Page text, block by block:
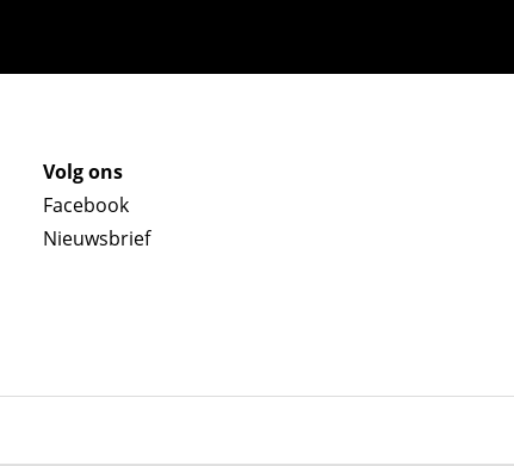
Volg ons
Facebook
Nieuwsbrief